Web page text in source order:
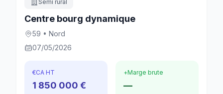
Semi rural
Centre bourg dynamique
59 • Nord
07/05/2026
€CA HT
1 850 000 €
+Marge brute
—